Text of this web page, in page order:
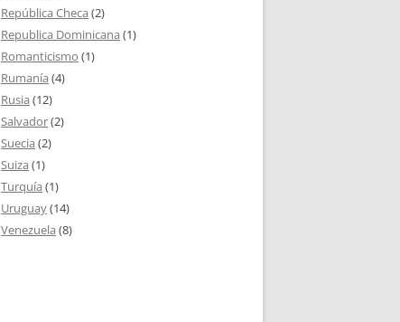
República Checa (2)
Republica Dominicana (1)
Romanticismo (1)
Rumanía (4)
Rusia (12)
Salvador(2)
Suecia (2)
Suiza (1)
Turquía (1)
Uruguay(14)
Venezuela (8)